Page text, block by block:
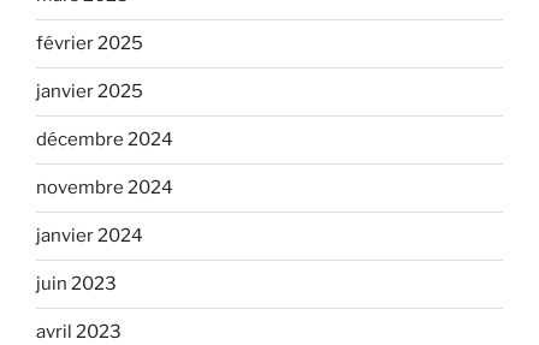
février 2025
janvier 2025
décembre 2024
novembre 2024
janvier 2024
juin 2023
avril 2023